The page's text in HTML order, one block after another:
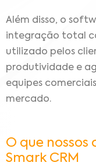
Além disso, o
integração total
utilizado pelos
produtividade e
equipes
mercado.
O que nossos
Smark CRM